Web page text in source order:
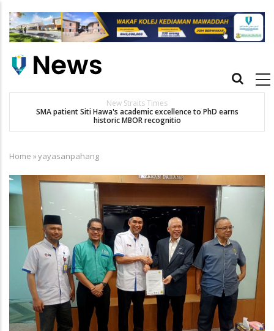
main
Main
New Straits Times
SMA patient Siti Hawa's academic excellence to PhD earns
historic MBOR recognitio
Breadcrumb
Home »yayasanpahang